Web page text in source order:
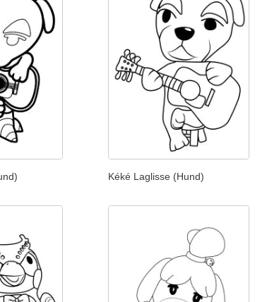
Kéké Laglisse (Hund)